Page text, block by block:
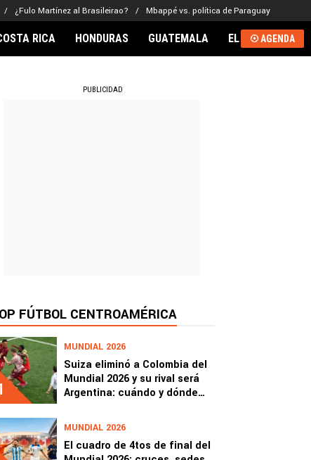
¿Fulo Martínez al Brasileirao? Mbappé vs. política de Paraguay
RICA HONDURAS GUATEMALA EL SALVADOR
AGENDA
PUBLICIDAD
FÚTBOL CENTROAMÉRICA
MUNDIAL 2026
Suiza eliminó a Colombia del
Mundial 2026 y su rival será
Argentina: cuándo y dónde
final
MUNDIAL 2026
El cuadro de 4tos de final del